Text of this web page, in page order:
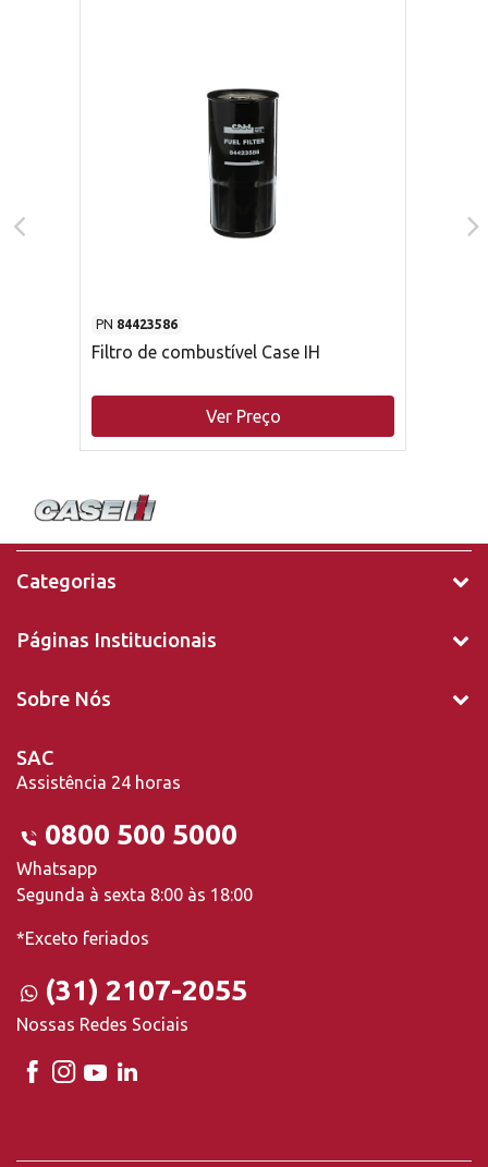
PN 84423586
Filtro de combustível Case IH
Ver Preço
Categorias
Páginas Institucionais
Sobre Nós
SAC
Assistência 24 horas
0800 500 5000
Whatsapp
Segunda à sexta 8:00 às 18:00
*Exceto feriados
(31) 2107-2055
Nossas Redes Sociais